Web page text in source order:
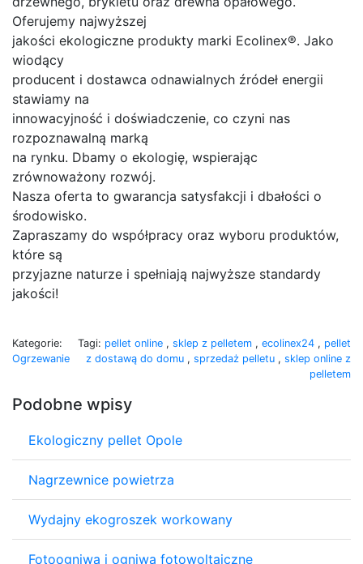
Oferujemy najwyższej
jakości ekologiczne produkty marki Ecolinex®. Jako
wiodący
producent i dostawca odnawialnych źródeł energii
stawiamy na
innowacyjność i doświadczenie, co czyni nas
rozpoznawalną marką
na rynku. Dbamy o ekologię, wspierając
zrównoważony rozwój.
Nasza oferta to gwarancja satysfakcji i dbałości o
środowisko.
Zapraszamy do współpracy oraz wyboru produktów,
które są
przyjazne naturze i spełniają najwyższe standardy
jakości!
Kategorie:
Ogrzewanie
Tagi: pellet online , sklep z pelletem , ecolinex24 , pellet
z dostawą do domu , sprzedaż pelletu , sklep online z
pelletem
Podobne wpisy
Ekologiczny pellet Opole
Nagrzewnice powietrza
Wydajny ekogroszek workowany
Fotoogniwa i ogniwa fotowoltaiczne